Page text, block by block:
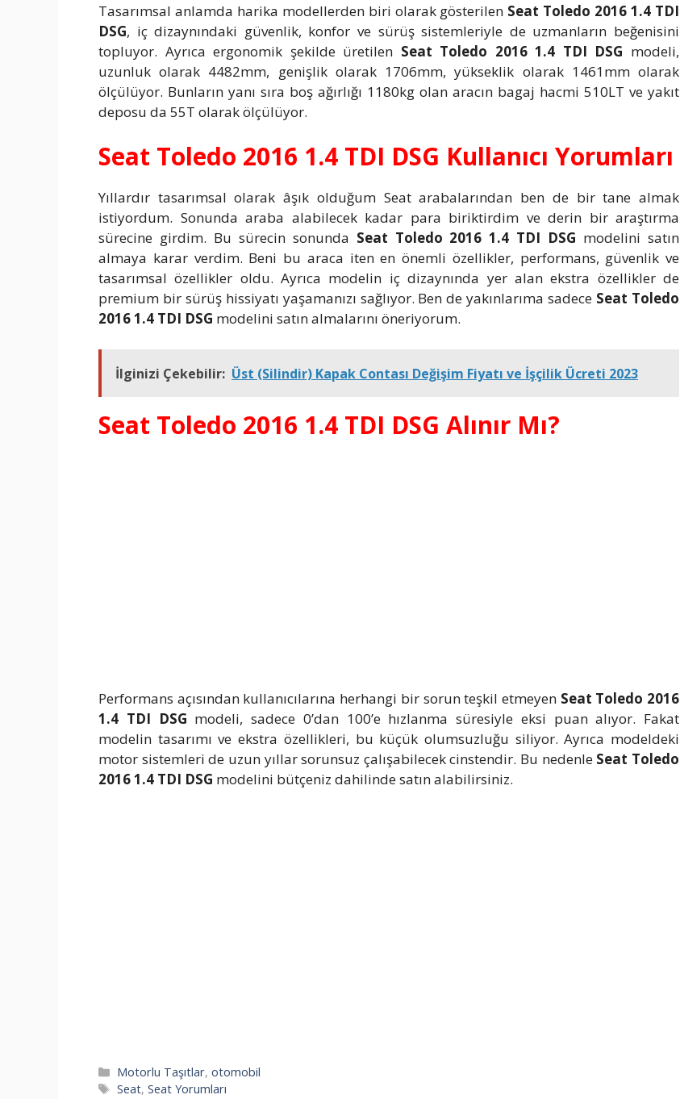
Tasarımsal anlamda harika modellerden biri olarak gösterilen Seat Toledo 2016 1.4 TDI
DSG, iç dizaynındaki güvenlik, konfor ve sürüş sistemleriyle de uzmanların beğenisini
topluyor. Ayrıca ergonomik şekilde üretilen Seat Toledo 2016 1.4 TDI DSG modeli,
uzunluk olarak 4482mm, genişlik olarak 1706mm, yükseklik olarak 1461mm olarak
ölçülüyor. Bunların yanı sıra boş ağırlığı 1180kg olan aracın bagaj hacmi 510LT ve yakıt
deposu da 55T olarak ölçülüyor.
Seat Toledo 2016 1.4 TDI DSG Kullanıcı Yorumları
Yıllardır tasarımsal olarak âşık olduğum Seat arabalarından ben de bir tane almak
istiyordum. Sonunda araba alabilecek kadar para biriktirdim ve derin bir araştırma
sürecine girdim. Bu sürecin sonunda Seat Toledo 2016 1.4 TDI DSG modelini satın
almaya karar verdim. Beni bu araca iten en önemli özellikler, performans, güvenlik ve
tasarımsal özellikler oldu. Ayrıca modelin iç dizaynında yer alan ekstra özellikler de
premium bir sürüş hissiyatı yaşamanızı sağlıyor. Ben de yakınlarıma sadece Seat Toledo
2016 1.4 TDI DSG modelini satın almalarını öneriyorum.
İlginizi Çekebilir: Üst (Silindir) Kapak Contası Değişim Fiyatı ve İşçilik Ücreti 2023
Seat Toledo 2016 1.4 TDI DSG Alınır Mı?
Performans açısından kullanıcılarına herhangi bir sorun teşkil etmeyen Seat Toledo 2016
1.4 TDI DSG modeli, sadece 0’dan 100’e hızlanma süresiyle eksi puan alıyor. Fakat
modelin tasarımı ve ekstra özellikleri, bu küçük olumsuzluğu siliyor. Ayrıca modeldeki
motor sistemleri de uzun yıllar sorunsuz çalışabilecek cinstendir. Bu nedenle Seat Toledo
2016 1.4 TDI DSG modelini bütçeniz dahilinde satın alabilirsiniz.
Kategoriler
Motorlu Taşıtlar,otomobil
Etiketler
Seat,Seat Yorumları